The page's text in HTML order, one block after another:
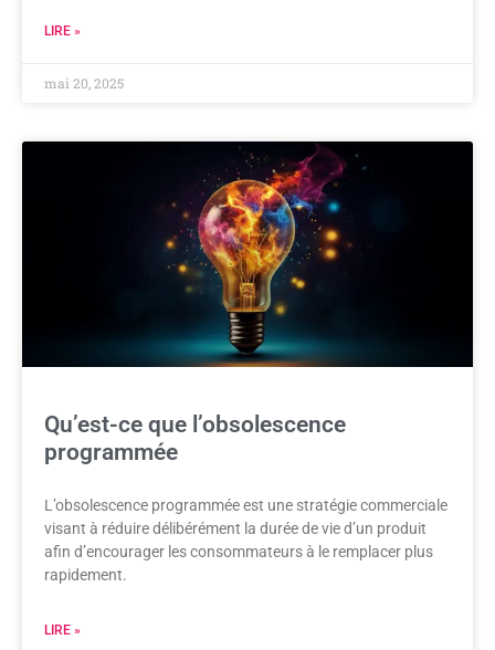
LIRE »
mai 20, 2025
Qu’est-ce que l’obsolescence
programmée
L’obsolescence programmée est une stratégie commerciale
visant à réduire délibérément la durée de vie d’un produit
afin d’encourager les consommateurs à le remplacer plus
rapidement.
LIRE »